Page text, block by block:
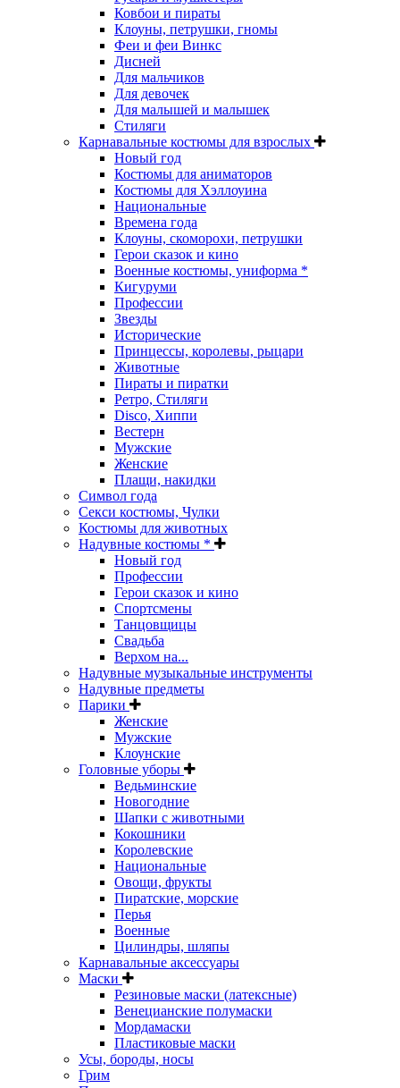
Ковбои и пираты
Клоуны, петрушки, гномы
Феи и феи Винкс
Дисней
Для мальчиков
Для девочек
Для малышей и малышек
Стиляги
Карнавальные костюмы для взрослых
Новый год
Костюмы для аниматоров
Костюмы для Хэллоуина
Национальные
Времена года
Клоуны, скоморохи, петрушки
Герои сказок и кино
Военные костюмы, униформа *
Кигуруми
Профессии
Звезды
Исторические
Принцессы, королевы, рыцари
Животные
Пираты и пиратки
Ретро, Стиляги
Disco, Хиппи
Вестерн
Мужские
Женские
Плащи, накидки
Символ года
Секси костюмы, Чулки
Костюмы для животных
Надувные костюмы *
Новый год
Профессии
Герои сказок и кино
Спортсмены
Танцовщицы
Свадьба
Верхом на...
Надувные музыкальные инструменты
Надувные предметы
Парики
Женские
Мужские
Клоунские
Головные уборы
Ведьминские
Новогодние
Шапки с животными
Кокошники
Королевские
Национальные
Овощи, фрукты
Пиратские, морские
Перья
Военные
Цилиндры, шляпы
Карнавальные аксессуары
Маски
Резиновые маски (латексные)
Венецианские полумаски
Мордамаски
Пластиковые маски
Усы, бороды, носы
Грим